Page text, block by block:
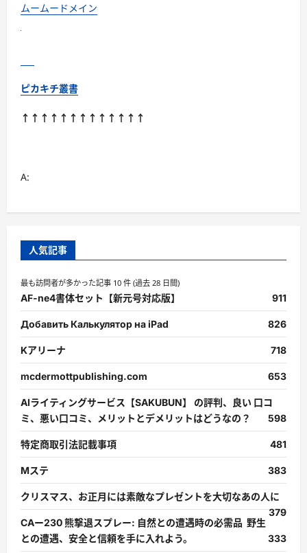
ムームードメイン
ピカキチ叢書
↑↑↑↑↑↑↑↑↑↑↑↑↑
A:
人気記事
最も訪問者が多かった記事 10 件 (過去 28 日間)
AF-ne4書体セット【新元号対応版】 911
Добавить Калькулятор на iPad 826
Kアリーナ 718
mcdermottpublishing.com 653
AIライティングサービス【SAKUBUN】 の評判、良い 口コ
ミ、悪い口コミ、メリットとデメリットはどうなの？
598
特定商取引法記載事項 481
Mステ 383
クリスマス、お正月には素敵なプレゼントを大切なあの人に
379
CAー230 熊撃退スプレー: 自然との遭遇時の必需品 野生
との遭遇、安全と信頼を手に入れよう。
333